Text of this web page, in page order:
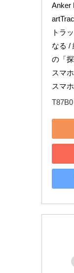
Anker
トラ
なる /
の「
スマ
スマ
T87B0